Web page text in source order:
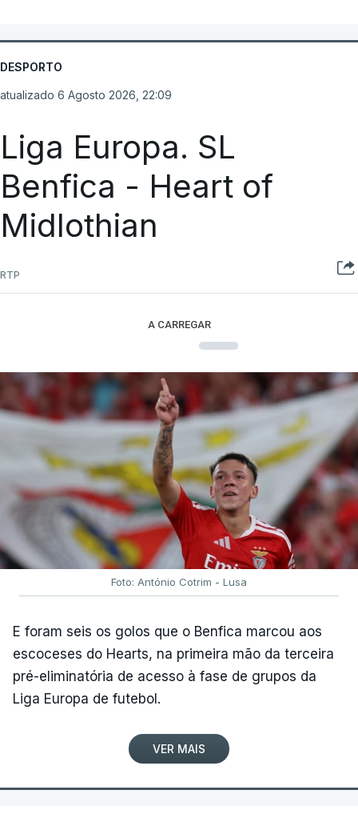
DESPORTO
atualizado 6 Agosto 2026, 22:09
Liga Europa. SL
Benfica - Heart of
Midlothian
RTP
A CARREGAR
Foto: António Cotrim - Lusa
E foram seis os golos que o Benfica marcou aos
escoceses do Hearts, na primeira mão da terceira
pré-eliminatória de acesso à fase de grupos da
Liga Europa de futebol.
VER MAIS